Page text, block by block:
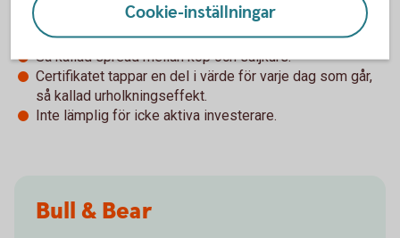
Betydligt högre risk jämfört med en direktinvestering i
underliggande tillgång.
Så kallad spread mellan köp och säljkurs.
Certifikatet tappar en del i värde för varje dag som går,
så kallad urholkningseffekt.
Inte lämplig för icke aktiva investerare.
Bull & Bear
Cookie-inställningar